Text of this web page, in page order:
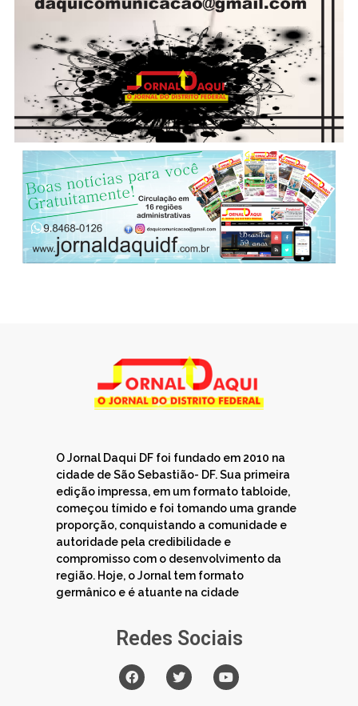
O Jornal Daqui DF foi fundado em 2010 na
cidade de São Sebastião- DF. Sua primeira
edição impressa, em um formato tabloide,
começou tímido e foi tomando uma grande
proporção, conquistando a comunidade e
autoridade pela credibilidade e
compromisso com o desenvolvimento da
região. Hoje, o Jornal tem formato
germânico e é atuante na cidade
Redes Sociais